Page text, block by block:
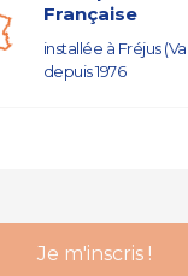
Française
installée à Fréjus
depuis 1976